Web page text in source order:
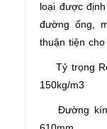
loại được
đường ống,
thuận tiện
Tỷ
150kg/
Đường